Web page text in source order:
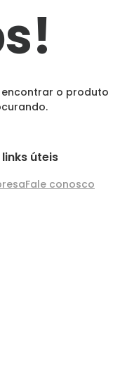
encontrar o produto
úteis
Fale conosco